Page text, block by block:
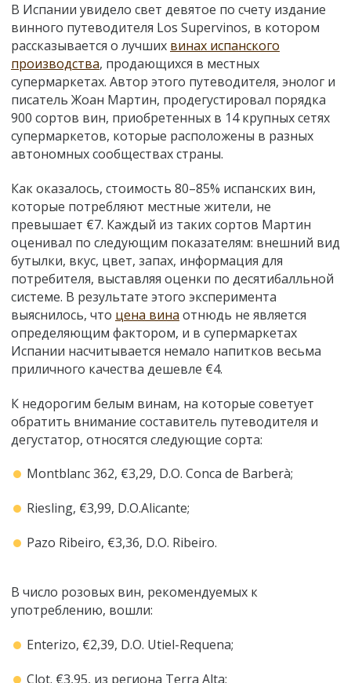
В Испании увидело свет девятое по счету издание
винного путеводителя Los Supervinos, в котором
рассказывается о лучших винах испанского
производства, продающихся в местных
супермаркетах. Автор этого путеводителя, энолог и
писатель Жоан Мартин, продегустировал порядка
900 сортов вин, приобретенных в 14 крупных сетях
супермаркетов, которые расположены в разных
автономных сообществах страны.
Как оказалось, стоимость 80–85% испанских вин,
которые потребляют местные жители, не
превышает €7. Каждый из таких сортов Мартин
оценивал по следующим показателям: внешний вид
бутылки, вкус, цвет, запах, информация для
потребителя, выставляя оценки по десятибалльной
системе. В результате этого эксперимента
выяснилось, что цена вина отнюдь не является
определяющим фактором, и в супермаркетах
Испании насчитывается немало напитков весьма
приличного качества дешевле €4.
К недорогим белым винам, на которые советует
обратить внимание составитель путеводителя и
дегустатор, относятся следующие сорта:
Montblanc 362, €3,29, D.O. Conca de Barberà;
Riesling, €3,99, D.O.Alicante;
Pazo Ribeiro, €3,36, D.O. Ribeiro.
В число розовых вин, рекомендуемых к
употреблению, вошли:
Enterizo, €2,39, D.O. Utiel-Requena;
Clot. €3,95, из региона Terra Alta;